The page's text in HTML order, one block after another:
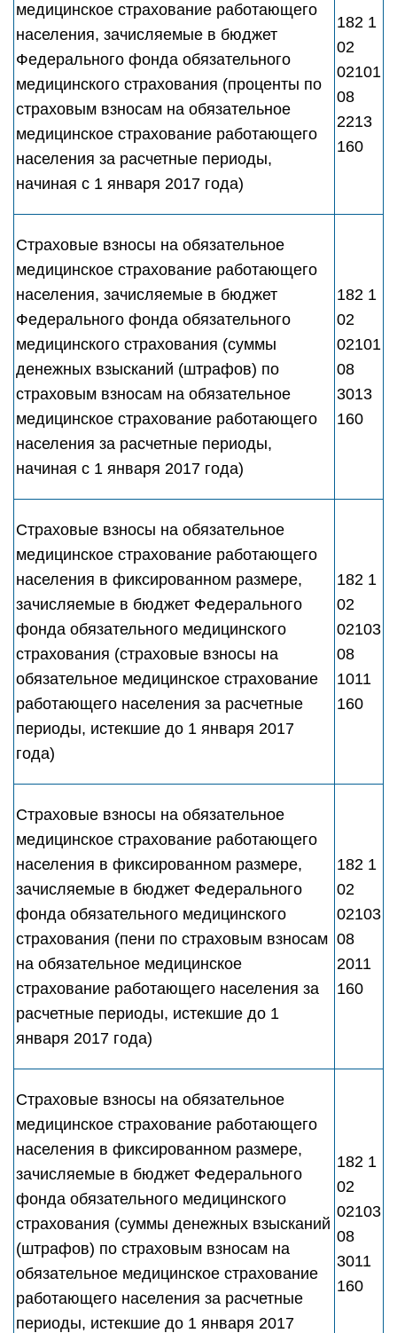
медицинское страхование работающего
населения, зачисляемые в бюджет
Федерального фонда обязательного
медицинского страхования (проценты по
страховым взносам на обязательное
медицинское страхование работающего
населения за расчетные периоды,
начиная с 1 января 2017 года)
182 1
02
02101
08
2213
160
Страховые взносы на обязательное
медицинское страхование работающего
населения, зачисляемые в бюджет
Федерального фонда обязательного
медицинского страхования (суммы
денежных взысканий (штрафов) по
страховым взносам на обязательное
медицинское страхование работающего
населения за расчетные периоды,
начиная с 1 января 2017 года)
182 1
02
02101
08
3013
160
Страховые взносы на обязательное
медицинское страхование работающего
населения в фиксированном размере,
зачисляемые в бюджет Федерального
фонда обязательного медицинского
страхования (страховые взносы на
обязательное медицинское страхование
работающего населения за расчетные
периоды, истекшие до 1 января 2017
года)
182 1
02
02103
08
1011
160
Страховые взносы на обязательное
медицинское страхование работающего
населения в фиксированном размере,
зачисляемые в бюджет Федерального
фонда обязательного медицинского
страхования (пени по страховым взносам
на обязательное медицинское
страхование работающего населения за
расчетные периоды, истекшие до 1
января 2017 года)
182 1
02
02103
08
2011
160
Страховые взносы на обязательное
медицинское страхование работающего
населения в фиксированном размере,
зачисляемые в бюджет Федерального
фонда обязательного медицинского
страхования (суммы денежных взысканий
(штрафов) по страховым взносам на
обязательное медицинское страхование
работающего населения за расчетные
периоды, истекшие до 1 января 2017
182 1
02
02103
08
3011
160